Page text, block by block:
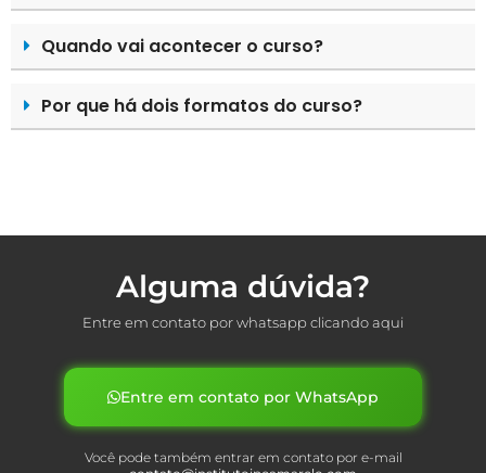
Quando vai acontecer o curso?
Por que há dois formatos do curso?
Alguma dúvida?
Entre em contato por whatsapp clicando aqui
Entre em contato por WhatsApp
Você pode também entrar em contato por e-mail